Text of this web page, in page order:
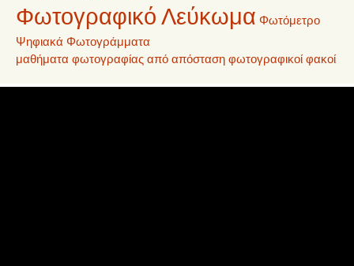
Φωτογραφικό Λεύκωμα Φωτόμετρο
Ψηφιακά Φωτογράμματα
μαθήματα φωτογραφίας από απόσταση φωτογραφικοί φακοί